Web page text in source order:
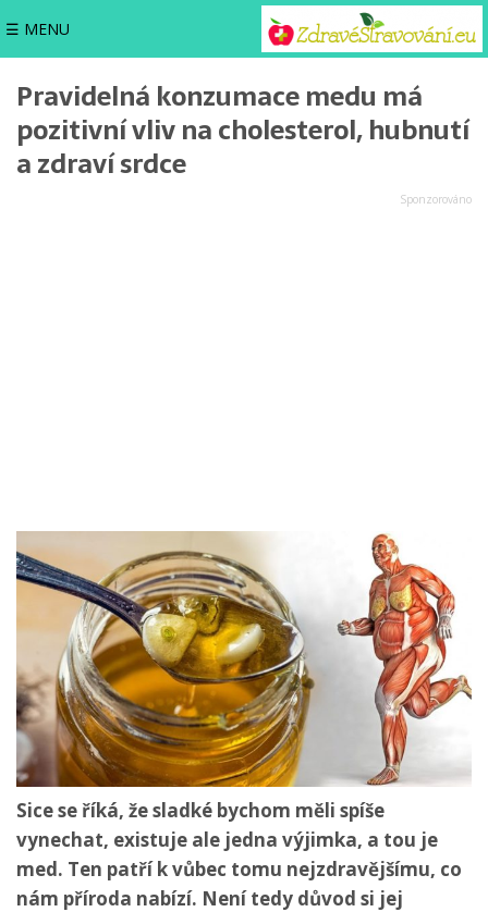
☰ MENU
Pravidelná konzumace medu má
pozitivní vliv na cholesterol, hubnutí
a zdraví srdce
Sice se říká, že sladké bychom měli spíše
vynechat, existuje ale jedna výjimka, a tou je
med. Ten patří k vůbec tomu nejzdravějšímu, co
nám příroda nabízí. Není tedy důvod si jej